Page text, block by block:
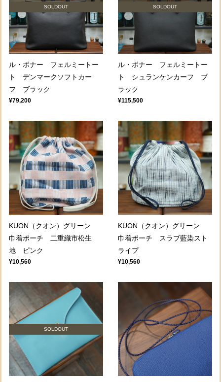
SOLDOUT
ル・ボナー フェルミートー
ト デンマークソフトカー
フ ブラック
¥79,200
SOLDOUT
ル・ボナー フェルミートー
ト シュランケンカーフ ブ
ラック
¥115,500
KUON（クオン）グリーン
巾着ポーチ 二重織市松生
地 ピンク
¥10,560
KUON（クオン）グリーン
巾着ポーチ スラブ藍染スト
ライプ
¥10,560
SOLDOUT